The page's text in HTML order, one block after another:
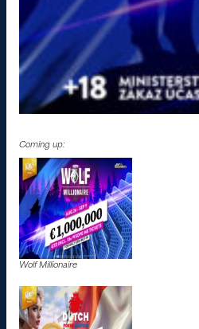
Coming up:
Wolf Millionaire